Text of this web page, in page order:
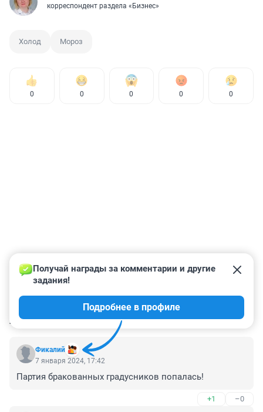
корреспондент раздела «Бизнес»
Холод Мороз
0 0 0 0 0
КОММЕНТАРИИ 9
Фикалий
Получай награды за комментарии и другие
задания!
Подробнее в профиле
7 января 2024, 17:42
Партия бракованных градусников попалась!
+1 –0